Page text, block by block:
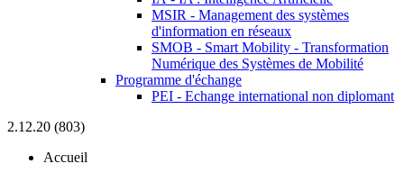
MSIR - Management des systèmes
d'information en réseaux
SMOB - Smart Mobility - Transformation
Numérique des Systèmes de Mobilité
Programme d'échange
PEI - Echange international non diplomant
2.12.20 (803)
Accueil